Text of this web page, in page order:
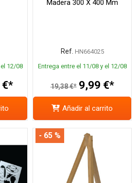
12/08
€*
Madera 300 X 400 Mm
Ref. HN664025
Entrega entre el 11/08 y el 12/08
19,38 €* 9,99 €*
Añadir al carrito
- 65 %